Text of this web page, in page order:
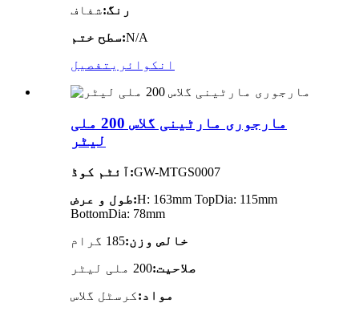
رنگ:شفاف
سطح ختم:N/A
انکوائری تفصیل
مارجوری مارٹینی گلاس 200 ملی
لیٹر
آئٹم کوڈ:GW-MTGS0007
طول و عرض:H: 163mm TopDia: 115mm
BottomDia: 78mm
خالص وزن:185 گرام
صلاحیت:200 ملی لیٹر
مواد:کرسٹل گلاس